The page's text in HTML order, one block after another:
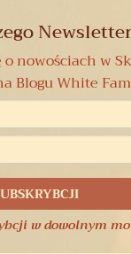
nowościach w
Blogu White
w dowolnym